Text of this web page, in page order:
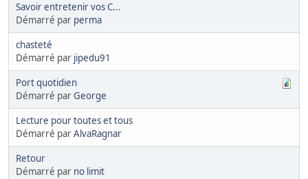
Savoir entretenir vos C...
Démarré par perma
chasteté
Démarré par jipedu91
Port quotidien
Démarré parGeorge
Lecture pour toutes et tous
Démarré parAlvaRagnar
Retour
Démarré par no limit